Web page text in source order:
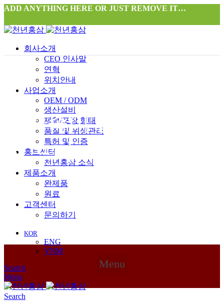
ADD ANYTHING HERE OR JUST REMOVE IT…
회사소개
CEO 인사말
연혁
위치안내
사업소개
OEM / ODM
생산설비
제형/포장 형태
품질 및 위생관리
특허 및 인증
홍보센터
천년홍삼 소식
제품소개
완제품
원료
고객센터
문의하기
KOR
ENG
VNM
Search
Menu
Search
온가족이 즐기는 홍삼
정 프리미엄 스틱세트
Menu
Click to enlarge